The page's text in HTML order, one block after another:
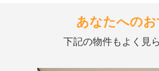
あなたへの
下記の物件もよく見